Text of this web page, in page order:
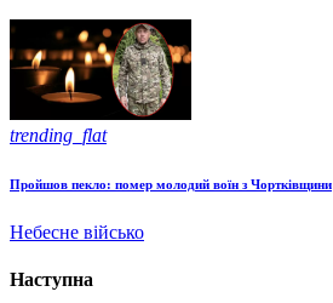
trending_flat
Пройшов пекло: помер молодий воїн з Чортківщини
Небесне військо
Наступна